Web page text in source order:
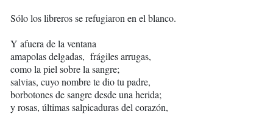
Sólo los libreros se refugiaron en el blanco.
Y afuera de la ventana
amapolas delgadas, frágiles arrugas,
como la piel sobre la sangre;
salvias, cuyo nombre te dio tu padre,
borbotones de sangre desde una herida;
y rosas, últimas salpicaduras del corazón,